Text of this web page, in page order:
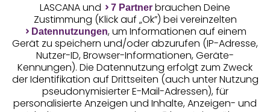
Geprüfte Sicherheit
LASCANA und 7 Partner brauchen Deine
Zustimmung (Klick auf „Ok”) bei vereinzelten
Datennutzungen, um Informationen auf einem
Gerät zu speichern und/oder abzurufen (IP-Adresse,
Nutzer-ID, Browser-Informationen, Geräte-
Kennungen). Die Datennutzung erfolgt zum Zweck
der Identifikation auf Drittseiten (auch unter Nutzung
pseudonymisierter E-Mail-Adressen), für
personalisierte Anzeigen und Inhalte, Anzeigen- und